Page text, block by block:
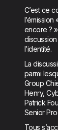
C’est ce
encore ?
l’identité.
La
parmi
Group
Henry,
Patrick
Senior
Tous